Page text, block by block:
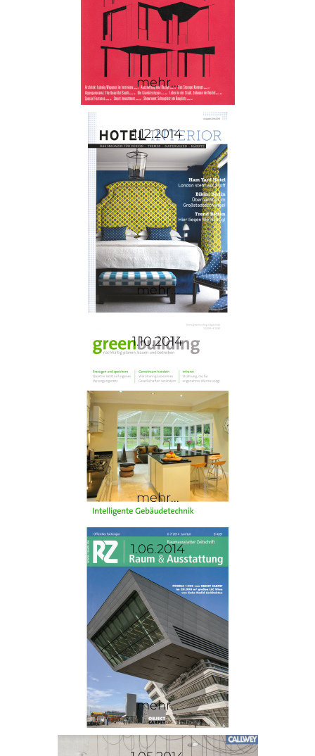
mehr...
1.12.2014
mehr...
1.10.2014
mehr...
1.06.2014
mehr...